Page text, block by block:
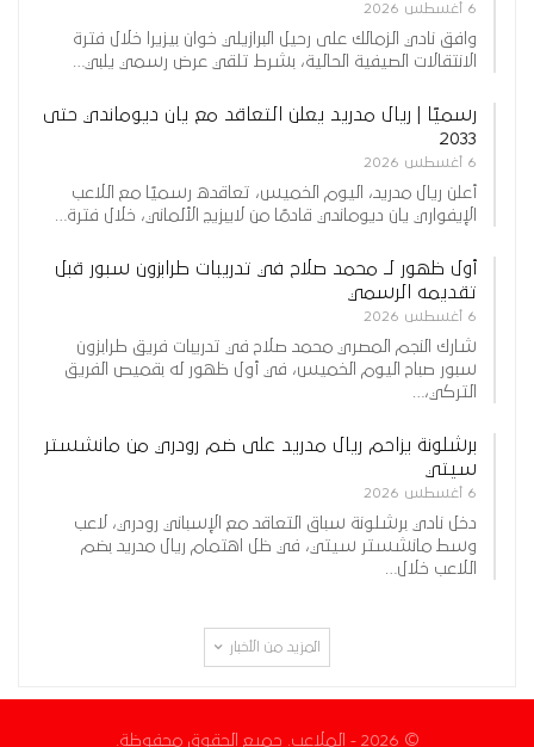
6 أغسطس 2026
وافق نادي الزمالك على رحيل البرازيلي خوان بيزيرا خلال فترة
الانتقالات الصيفية الحالية، بشرط تلقي عرض رسمي يلبي…
رسميًا | ريال مدريد يعلن التعاقد مع يان ديوماندي حتى
2033
6 أغسطس 2026
أعلن ريال مدريد، اليوم الخميس، تعاقده رسميًا مع اللاعب
الإيفواري يان ديوماندي قادمًا من لايبزيج الألماني، خلال فترة…
أول ظهور لـ محمد صلاح في تدريبات طرابزون سبور قبل
تقديمه الرسمي
6 أغسطس 2026
شارك النجم المصري محمد صلاح في تدريبات فريق طرابزون
سبور صباح اليوم الخميس، في أول ظهور له بقميص الفريق
التركي،…
برشلونة يزاحم ريال مدريد على ضم رودري من مانشستر
سيتي
6 أغسطس 2026
دخل نادي برشلونة سباق التعاقد مع الإسباني رودري، لاعب
وسط مانشستر سيتي، في ظل اهتمام ريال مدريد بضم
اللاعب خلال…
المزيد من الأخبار
© 2026 - الملاعب. جميع الحقوق محفوظة.